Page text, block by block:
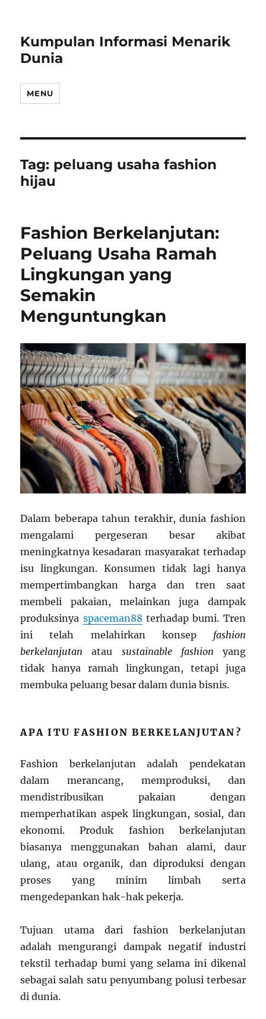
Kumpulan Informasi Menarik
Dunia
MENU
Tag: peluang usaha fashion
hijau
Fashion Berkelanjutan:
Peluang Usaha Ramah
Lingkungan yang
Semakin
Menguntungkan
Dalam beberapa tahun terakhir, dunia fashion
mengalami pergeseran besar akibat
meningkatnya kesadaran masyarakat terhadap
isu lingkungan. Konsumen tidak lagi hanya
mempertimbangkan harga dan tren saat
membeli pakaian, melainkan juga dampak
produksinya spaceman88 terhadap bumi. Tren
ini telah melahirkan konsep fashion
berkelanjutan atau sustainable fashion yang
tidak hanya ramah lingkungan, tetapi juga
membuka peluang besar dalam dunia bisnis.
APA ITU FASHION BERKELANJUTAN?
Fashion berkelanjutan adalah pendekatan
dalam merancang, memproduksi, dan
mendistribusikan pakaian dengan
memperhatikan aspek lingkungan, sosial, dan
ekonomi. Produk fashion berkelanjutan
biasanya menggunakan bahan alami, daur
ulang, atau organik, dan diproduksi dengan
proses yang minim limbah serta
mengedepankan hak-hak pekerja.
Tujuan utama dari fashion berkelanjutan
adalah mengurangi dampak negatif industri
tekstil terhadap bumi yang selama ini dikenal
sebagai salah satu penyumbang polusi terbesar
di dunia.